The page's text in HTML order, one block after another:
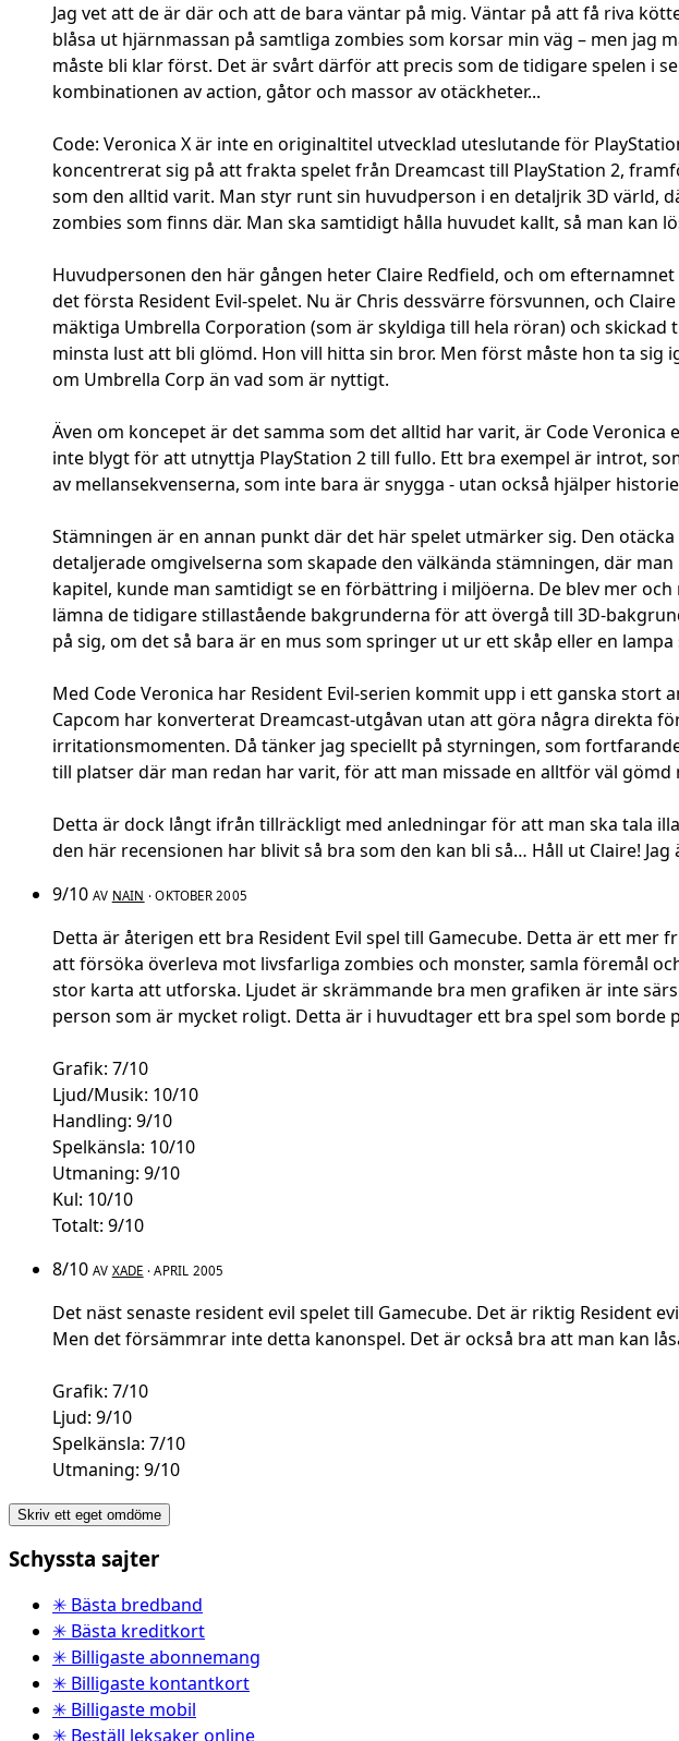
Jag vet att de är där och att de bara väntar på mig. Väntar på att få riva
blåsa ut hjärnmassan på samtliga zombies som korsar min väg – men jag
måste bli klar först. Det är svårt därför att precis som de tidigare spelen i
kombinationen av action, gåtor och massor av otäckheter...
Code: Veronica X är inte en originaltitel utvecklad uteslutande för
koncentrerat sig på att frakta spelet från Dreamcast till PlayStation 2,
som den alltid varit. Man styr runt sin huvudperson i en detaljrik 3D värld,
zombies som finns där. Man ska samtidigt hålla huvudet kallt, så man
Huvudpersonen den här gången heter Claire Redfield, och om
det första Resident Evil-spelet. Nu är Chris dessvärre försvunnen, och
mäktiga Umbrella Corporation (som är skyldiga till hela röran) och
minsta lust att bli glömd. Hon vill hitta sin bror. Men först måste hon ta
om Umbrella Corp än vad som är nyttigt.
Även om koncepet är det samma som det alltid har varit, är Code
inte blygt för att utnyttja PlayStation 2 till fullo. Ett bra exempel är introt,
av mellansekvenserna, som inte bara är snygga - utan också hjälper
Stämningen är en annan punkt där det här spelet utmärker sig. Den
detaljerade omgivelserna som skapade den välkända stämningen, där
kapitel, kunde man samtidigt se en förbättring i miljöerna. De blev mer
lämna de tidigare stillastående bakgrunderna för att övergå till 3D-
på sig, om det så bara är en mus som springer ut ur ett skåp eller en
Med Code Veronica har Resident Evil-serien kommit upp i ett ganska
Capcom har konverterat Dreamcast-utgåvan utan att göra några direkta
irritationsmomenten. Då tänker jag speciellt på styrningen, som
till platser där man redan har varit, för att man missade en alltför väl gömd
Detta är dock långt ifrån tillräckligt med anledningar för att man ska tala
den här recensionen har blivit så bra som den kan bli så… Håll ut Claire! Jag
9/10 AV NAIN · OKTOBER 2005
Detta är återigen ett bra Resident Evil spel till Gamecube. Detta är ett
att försöka överleva mot livsfarliga zombies och monster, samla föremål
stor karta att utforska. Ljudet är skrämmande bra men grafiken är inte
person som är mycket roligt. Detta är i huvudtager ett bra spel som borde
Grafik: 7/10
Ljud/Musik: 10/10
Handling: 9/10
Spelkänsla: 10/10
Utmaning: 9/10
Kul: 10/10
Totalt: 9/10
8/10 AV XADE · APRIL 2005
Det näst senaste resident evil spelet till Gamecube. Det är riktig Resident
Men det försämmrar inte detta kanonspel. Det är också bra att man kan
Grafik: 7/10
Ljud: 9/10
Spelkänsla: 7/10
Utmaning: 9/10
Skriv ett eget omdöme
Schyssta sajter
✳ Bästa bredband
✳ Bästa kreditkort
✳ Billigaste abonnemang
✳ Billigaste kontantkort
✳ Billigaste mobil
✳ Beställ leksaker online